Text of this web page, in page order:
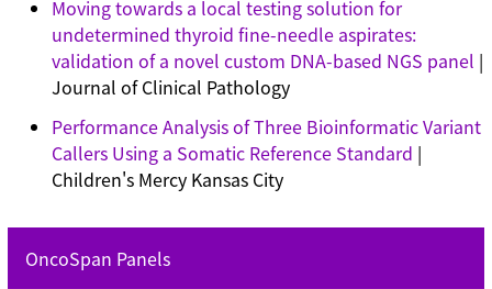
Moving towards a local testing solution for
undetermined thyroid fine-needle aspirates:
validation of a novel custom DNA-based NGS panel |
Journal of Clinical Pathology
Performance Analysis of Three Bioinformatic Variant
Callers Using a Somatic Reference Standard |
Children's Mercy Kansas City
OncoSpan Panels